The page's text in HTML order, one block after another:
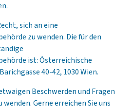
sich an eine
zu wenden. Die für den
ist: Österreichische
40-42, 1030 Wien.
Beschwerden und Fragen
Gerne erreichen Sie uns